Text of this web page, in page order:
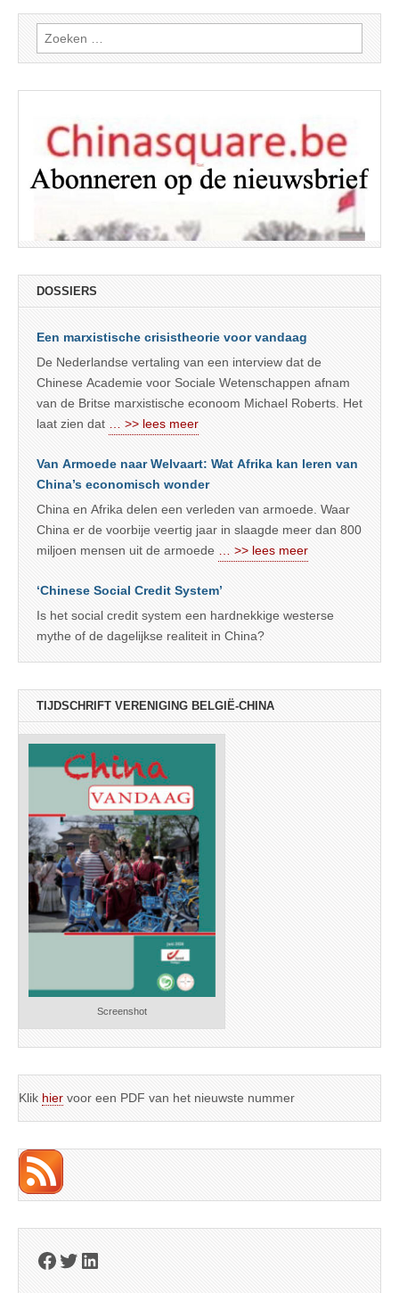
Zoeken
naar:
DOSSIERS
Een marxistische crisistheorie voor vandaag
De Nederlandse vertaling van een interview dat de
Chinese Academie voor Sociale Wetenschappen afnam
van de Britse marxistische econoom Michael Roberts. Het
laat zien dat
… >> lees meer
Van Armoede naar Welvaart: Wat Afrika kan leren van
China’s economisch wonder
China en Afrika delen een verleden van armoede. Waar
China er de voorbije veertig jaar in slaagde meer dan 800
miljoen mensen uit de armoede
… >> lees meer
‘Chinese Social Credit System’
Is het social credit system een hardnekkige westerse
mythe of de dagelijkse realiteit in China?
TIJDSCHRIFT VERENIGING BELGIË-CHINA
Screenshot
Klik hier voor een PDF van het nieuwste nummer
Facebook
Twitter
LinkedIn